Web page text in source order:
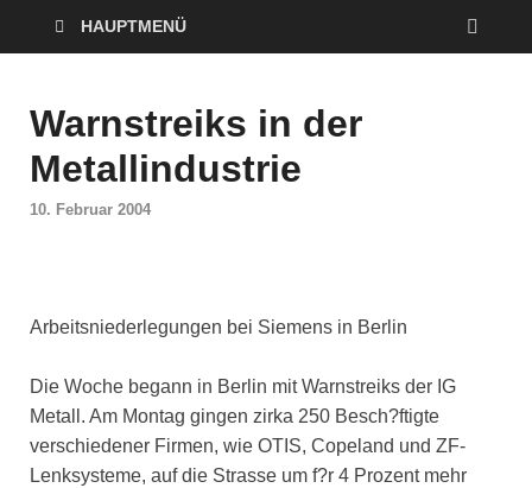
HAUPTMENÜ
Warnstreiks in der
Metallindustrie
10. Februar 2004
Arbeitsniederlegungen bei Siemens in Berlin
Die Woche begann in Berlin mit Warnstreiks der IG
Metall. Am Montag gingen zirka 250 Besch?ftigte
verschiedener Firmen, wie OTIS, Copeland und ZF-
Lenksysteme, auf die Strasse um f?r 4 Prozent mehr